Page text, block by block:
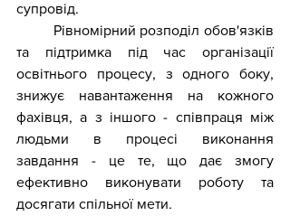
супровід.
та підтримка під час організації
освітнього процесу, з одного боку,
знижує навантаження на кожного
фахівця, а з іншого - співпраця між
людьми в процесі виконання
завдання - це те, що дає змогу
ефективно виконувати роботу та
досягати спільної мети.